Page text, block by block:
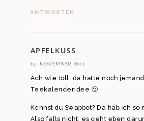
ANTWORTEN
APFELKUSS
15. NOVEMBER 2011
Ach wie toll, da hatte noch
Teekalenderidee 🙂
Kennst du Swapbot? Da hab ich so
Also falls nicht: es geht eben